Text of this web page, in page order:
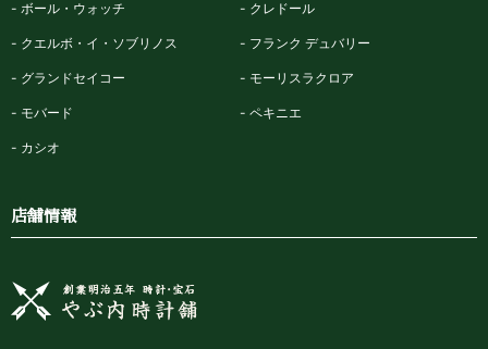
ボール・ウォッチ クレドール
クエルボ・イ・ソブリノス フランク デュバリー
グランドセイコー モーリスラクロア
モバード ペキニエ
カシオ
店舗情報